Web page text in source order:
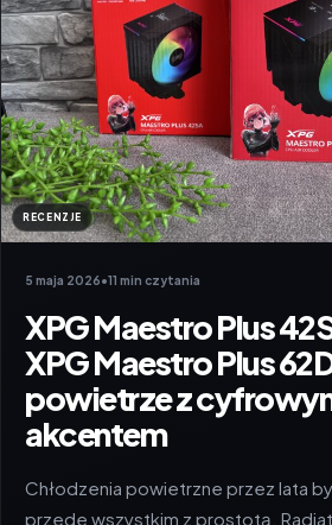
RECENZJE
5 maja 2026•11 min czytania
XPG Maestro Plus
XPG Maestro Plus
powietrze z
akcentem
Chłodzenia powietrzne przez lata
przede wszystkim z prostotą.